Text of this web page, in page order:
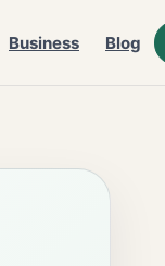
Business Blog